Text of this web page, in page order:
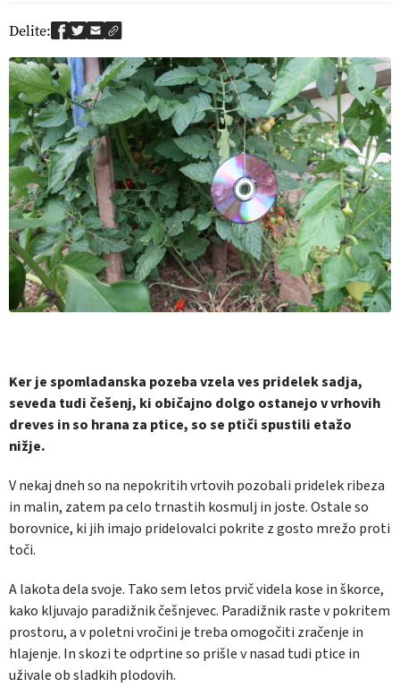
Delite:
Ker je spomladanska pozeba vzela ves pridelek sadja,
seveda tudi češenj, ki običajno dolgo ostanejo v vrhovih
dreves in so hrana za ptice, so se ptiči spustili etažo
nižje.
V nekaj dneh so na nepokritih vrtovih pozobali pridelek ribeza
in malin, zatem pa celo trnastih kosmulj in joste. Ostale so
borovnice, ki jih imajo pridelovalci pokrite z gosto mrežo proti
toči.
A lakota dela svoje. Tako sem letos prvič videla kose in škorce,
kako kljuvajo paradižnik češnjevec. Paradižnik raste v pokritem
prostoru, a v poletni vročini je treba omogočiti zračenje in
hlajenje. In skozi te odprtine so prišle v nasad tudi ptice in
uživale ob sladkih plodovih.